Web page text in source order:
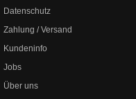
Datenschutz
Zahlung / Versand
Kundeninfo
Jobs
Über uns